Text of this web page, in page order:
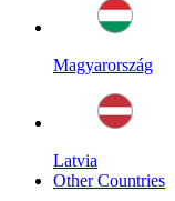
Magyarország
Latvia
Other Countries